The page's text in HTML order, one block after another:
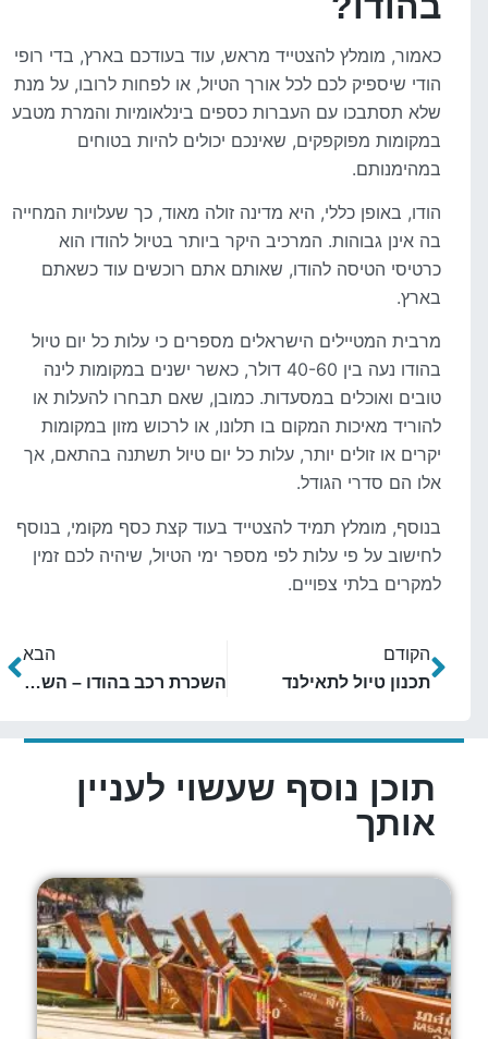
כאמור, מומלץ להצטייד מראש, עוד בעודכם בארץ, בדי רופי
הודי שיספיק לכם לכל אורך הטיול, או לפחות לרובו, על מנת
שלא תסתבכו עם העברות כספים בינלאומיות והמרת מטבע
במקומות מפוקפקים, שאינכם יכולים להיות בטוחים
במהימנותם.
הודו, באופן כללי, היא מדינה זולה מאוד, כך שעלויות המחייה
בה אינן גבוהות. המרכיב היקר ביותר בטיול להודו הוא
כרטיסי הטיסה להודו, שאותם אתם רוכשים עוד כשאתם
בארץ.
מרבית המטיילים הישראלים מספרים כי עלות כל יום טיול
בהודו נעה בין 40-60 דולר, כאשר ישנים במקומות לינה
טובים ואוכלים במסעדות. כמובן, שאם תבחרו להעלות או
להוריד מאיכות המקום בו תלונו, או לרכוש מזון במקומות
יקרים או זולים יותר, עלות כל יום טיול תשתנה בהתאם, אך
אלו הם סדרי הגודל.
בנוסף, מומלץ תמיד להצטייד בעוד קצת כסף מקומי, בנוסף
לחישוב על פי עלות לפי מספר ימי הטיול, שיהיה לכם זמין
למקרים בלתי צפויים.
הקודם
תכנון טיול לתאילנד
הבא
השכרת רכב בהודו – השוואת מחירים ומידע חשוב
תוכן נוסף שעשוי לעניין
אותך